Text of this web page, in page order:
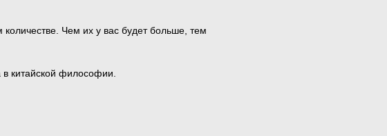
Чем их у вас будет больше, тем
китайской философии.